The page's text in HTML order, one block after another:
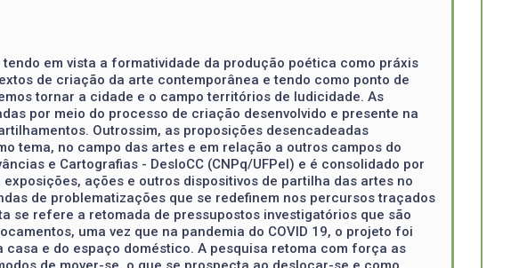
em vista a formatividade da produção poética como práxis
de criação da arte contemporânea e tendo como ponto de
tornar a cidade e o campo territórios de ludicidade. As
por meio do processo de criação desenvolvido e presente na
Outrossim, as proposições desencadeadas
tema, no campo das artes e em relação a outros campos do
e Cartografias - DesloCC (CNPq/UFPel) e é consolidado por
ações e outros dispositivos de partilha das artes no
de problematizações que se redefinem nos percursos traçados
se refere a retomada de pressupostos investigatórios que são
uma vez que na pandemia do COVID 19, o projeto foi
e do espaço doméstico. A pesquisa retoma com força as